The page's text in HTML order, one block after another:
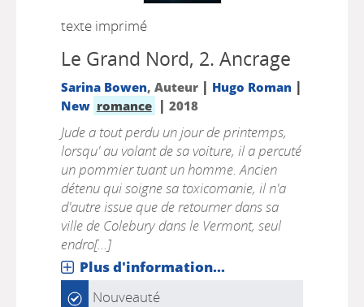
texte imprimé
Le Grand Nord, 2. Ancrage
Sarina Bowen, Auteur | Hugo Roman |
New romance | 2018
Jude a tout perdu un jour de printemps,
lorsqu' au volant de sa voiture, il a percuté
un pommier tuant un homme. Ancien
détenu qui soigne sa toxicomanie, il n'a
d'autre issue que de retourner dans sa
ville de Colebury dans le Vermont, seul
endro[...]
Plus d'information...
Nouveauté